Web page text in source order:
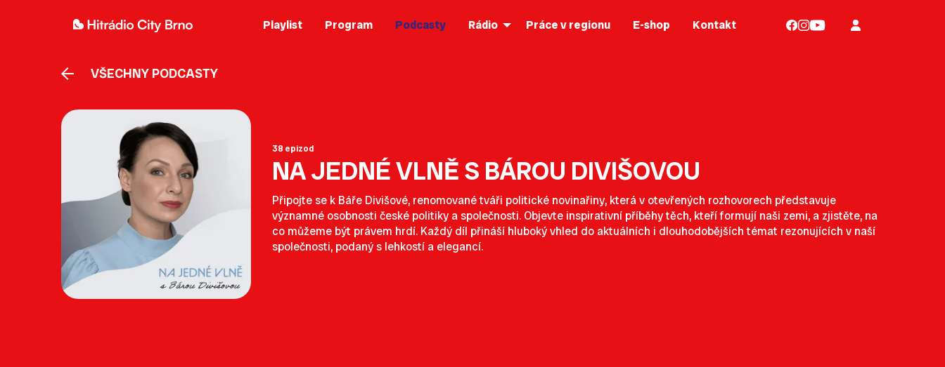
Playlist Program Podcasty Rádio Práce v regionu E-shop Kontakt
VŠECHNY PODCASTY
38 epizod
NA JEDNÉ VLNĚ S BÁROU DIVIŠOVOU
Připojte se k Báře Divišové, renomované tváři politické novinařiny, která v otevřených rozhovorech představuje
významné osobnosti české politiky a společnosti. Objevte inspirativní příběhy těch, kteří formují naši zemi, a zjistěte, na
co můžeme být právem hrdí. Každý díl přináší hluboký vhled do aktuálních i dlouhodobějších témat rezonujících v naší
společnosti, podaný s lehkostí a elegancí.